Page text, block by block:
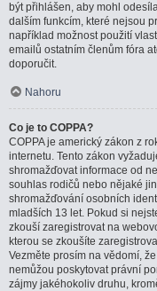
být přihlášen, aby mohl
dalším funkcím, které nejsou
například možnost použití
emailů ostatním členům fóra
doporučit.
Nahoru
Co je to COPPA?
COPPA je americký zákon z
internetu. Tento zákon
shromažďovat informace od
souhlas rodičů nebo nějaké
shromažďování osobních
mladších 13 let. Pokud si
zkouší zaregistrovat na
kterou se zkoušíte
Vezměte prosím na vědomí,
nemůžou poskytovat právní
zájmy jakéhokoliv druhu,